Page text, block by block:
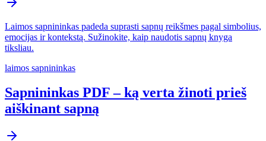
Laimos sapnininkas padeda suprasti sapnų reikšmes pagal simbolius,
emocijas ir kontekstą. Sužinokite, kaip naudotis sapnų knyga
tiksliau.
laimos sapnininkas
Sapnininkas PDF – ką verta žinoti prieš
aiškinant sapną